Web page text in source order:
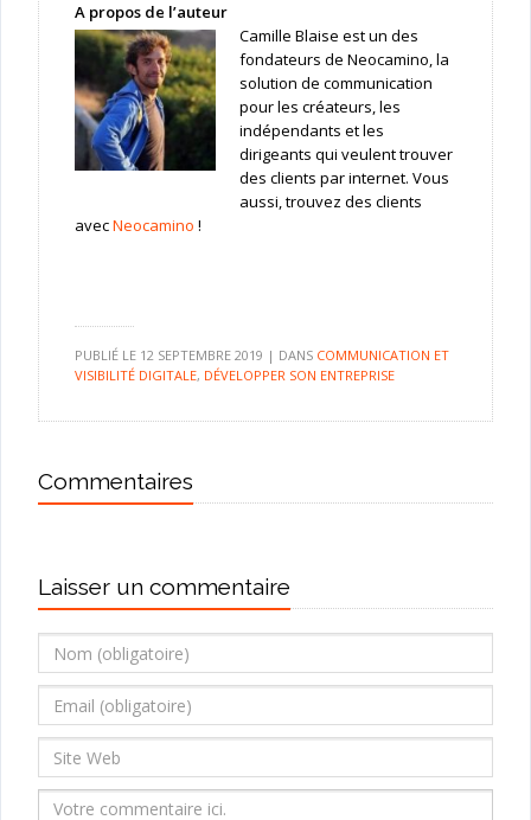
A propos de l’auteur
Camille Blaise est un des
fondateurs de Neocamino, la
solution de communication
pour les créateurs, les
indépendants et les
dirigeants qui veulent trouver
des clients par internet. Vous
aussi, trouvez des clients
avecNeocamino !
PUBLIÉ LE 12 SEPTEMBRE 2019 | DANS COMMUNICATION ET
VISIBILITÉ DIGITALE, DÉVELOPPER SON ENTREPRISE
Commentaires
Laisser un commentaire